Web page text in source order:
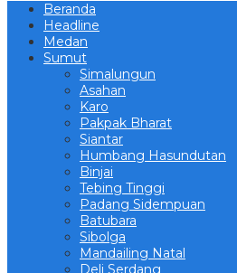
Beranda
Headline
Medan
Sumut
Simalungun
Asahan
Karo
Pakpak Bharat
Siantar
Humbang Hasundutan
Binjai
Tebing Tinggi
Padang Sidempuan
Batubara
Sibolga
Mandailing Natal
Deli Serdang